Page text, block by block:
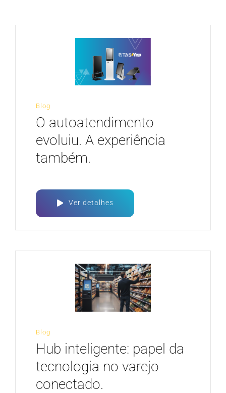
Blog
O autoatendimento
evoluiu. A experiência
também.
Ver detalhes
Blog
Hub inteligente: papel da
tecnologia no varejo
conectado.